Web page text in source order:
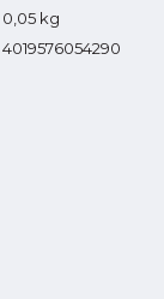
0,05 kg
4019576054290